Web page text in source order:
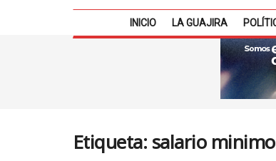
INICIO LA GUAJIRA
Etiqueta: salario minimo